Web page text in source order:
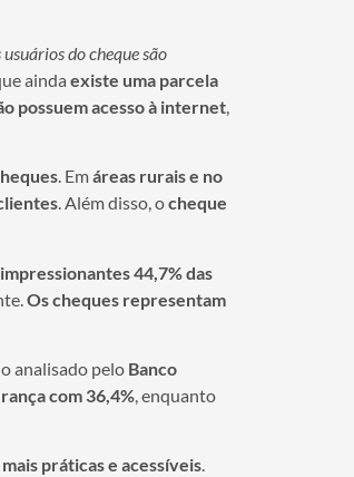
usuários do cheque são
ainda existe uma parcela
possuem acesso à internet,
. Emáreas rurais e no
. Além disso, ocheque
impressionantes 44,7% das
Os cheques representam
analisado pelo Banco
com 36,4%, enquanto
mais práticas e acessíveis.